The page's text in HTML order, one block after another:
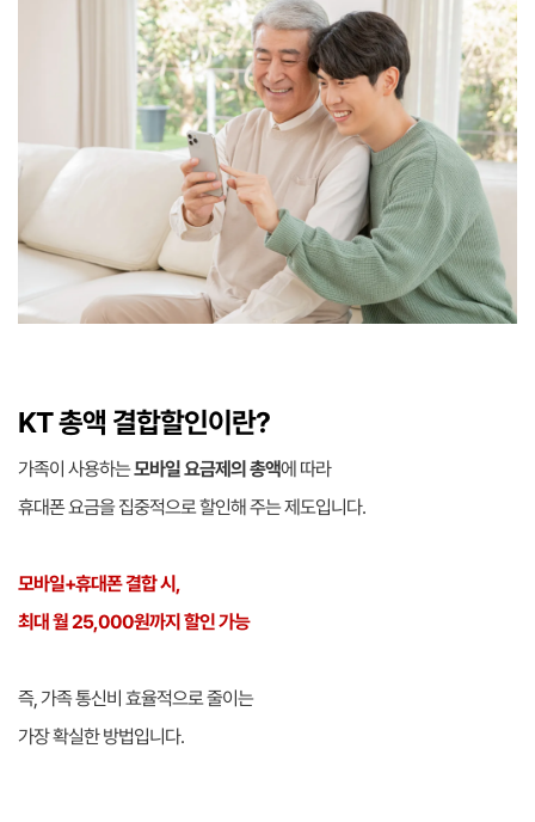
KT 총액 결합할인이란?
가족이 사용하는모바일 요금제의 총액에 따라
휴대폰 요금을 집중적으로 할인해 주는 제도입니다.
모바일+휴대폰 결합 시,
최대 월 25,000원까지 할인 가능
즉, 가족 통신비 효율적으로 줄이는
가장 확실한 방법입니다.